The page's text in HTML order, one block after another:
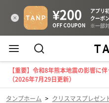
【重要】令和8年熊本地震の影響に
（2026年7月29日更新）
タンプホーム > クリスマスプレゼン